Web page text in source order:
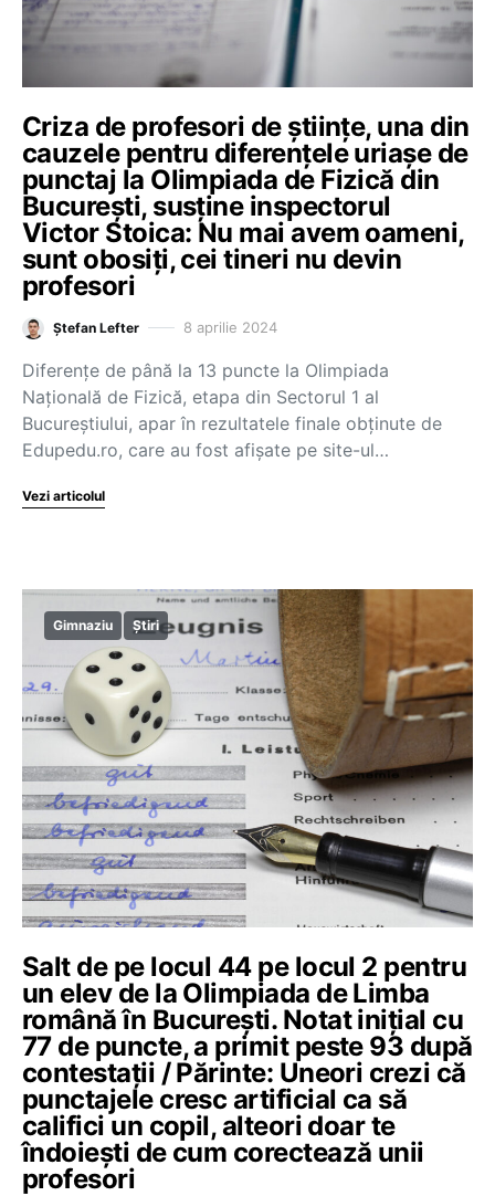
Criza de profesori de științe, una din
cauzele pentru diferențele uriașe de
punctaj la Olimpiada de Fizică din
București, susține inspectorul
Victor Stoica: Nu mai avem oameni,
sunt obosiți, cei tineri nu devin
profesori
Ștefan Lefter 8 aprilie 2024
Diferențe de până la 13 puncte la Olimpiada
Națională de Fizică, etapa din Sectorul 1 al
Bucureștiului, apar în rezultatele finale obținute de
Edupedu.ro, care au fost afișate pe site-ul…
Vezi articolul
Gimnaziu Știri
Salt de pe locul 44 pe locul 2 pentru
un elev de la Olimpiada de Limba
română în București. Notat inițial cu
77 de puncte, a primit peste 93 după
contestații / Părinte: Uneori crezi că
punctajele cresc artificial ca să
califici un copil, alteori doar te
îndoiești de cum corectează unii
profesori